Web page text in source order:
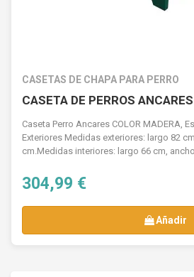
CASETAS DE CHAPA PARA PERRO
CASETA DE PERROS
Caseta Perro Ancares COLOR MADERA,
Exteriores Medidas exteriores: largo 82
cm.Medidas interiores: largo 66 cm,
304,99 €
Añadir